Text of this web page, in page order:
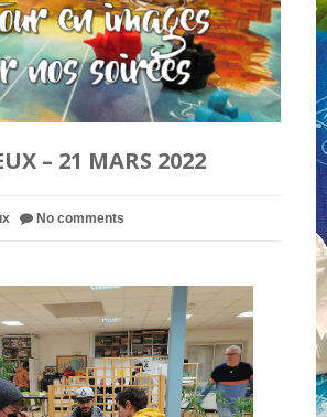
– 21 MARS 2022
No comments